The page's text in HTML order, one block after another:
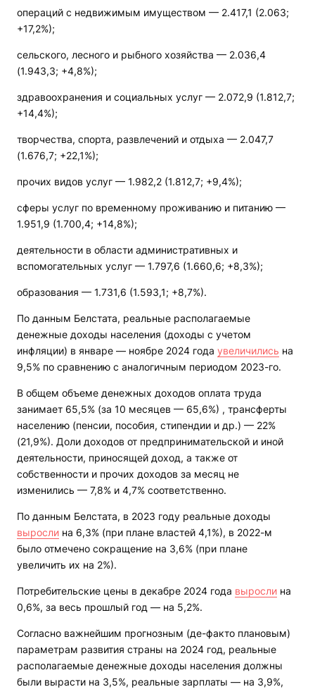
операций с недвижимым имуществом — 2.417,1 (2.063;
+17,2%);
сельского, лесного и рыбного хозяйства — 2.036,4
(1.943,3; +4,8%);
здравоохранения и социальных услуг — 2.072,9 (1.812,7;
+14,4%);
творчества, спорта, развлечений и отдыха — 2.047,7
(1.676,7; +22,1%);
прочих видов услуг — 1.982,2 (1.812,7; +9,4%);
сферы услуг по временному проживанию и питанию —
1.951,9 (1.700,4; +14,8%);
деятельности в области административных и
вспомогательных услуг — 1.797,6 (1.660,6; +8,3%);
образования — 1.731,6 (1.593,1; +8,7%).
По данным Белстата, реальные располагаемые
денежные доходы населения (доходы с учетом
инфляции) в январе — ноябре 2024 года увеличились на
9,5% по сравнению с аналогичным периодом 2023-го.
В общем объеме денежных доходов оплата труда
занимает 65,5% (за 10 месяцев — 65,6%) , трансферты
населению (пенсии, пособия, стипендии и др.) — 22%
(21,9%). Доли доходов от предпринимательской и иной
деятельности, приносящей доход, а также от
собственности и прочих доходов за месяц не
изменились — 7,8% и 4,7% соответственно.
По данным Белстата, в 2023 году реальные доходы
выросли на 6,3% (при плане властей 4,1%), в 2022-м
было отмечено сокращение на 3,6% (при плане
увеличить их на 2%).
Потребительские цены в декабре 2024 года выросли на
0,6%, за весь прошлый год — на 5,2%.
Согласно важнейшим прогнозным (де-факто плановым)
параметрам развития страны на 2024 год, реальные
располагаемые денежные доходы населения должны
были вырасти на 3,5%, реальные зарплаты — на 3,9%,